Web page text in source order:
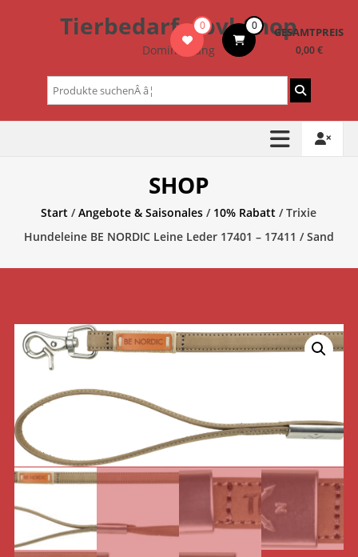
Tierbedarf – bvl-Shop
Dominik Lang
0 0 GESAMTPREIS
0,00 €
Suchen
nach:
SHOP
Start /Angebote & Saisonales / 10% Rabatt / Trixie
Hundeleine BE NORDIC Leine Leder 17401 – 17411 / Sand